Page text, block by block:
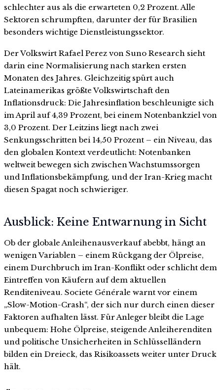
schlechter aus als die erwarteten 0,2 Prozent. Alle
Sektoren schrumpften, darunter der für Brasilien
besonders wichtige Dienstleistungssektor.
Der Volkswirt Rafael Perez von Suno Research sieht
darin eine Normalisierung nach starken ersten
Monaten des Jahres. Gleichzeitig spürt auch
Lateinamerikas größte Volkswirtschaft den
Inflationsdruck: Die Jahresinflation beschleunigte sich
im April auf 4,39 Prozent, bei einem Notenbankziel von
3,0 Prozent. Der Leitzins liegt nach zwei
Senkungsschritten bei 14,50 Prozent – ein Niveau, das
den globalen Kontext verdeutlicht: Notenbanken
weltweit bewegen sich zwischen Wachstumssorgen
und Inflationsbekämpfung, und der Iran-Krieg macht
diesen Spagat noch schwieriger.
Ausblick: Keine Entwarnung in Sicht
Ob der globale Anleihenausverkauf abebbt, hängt an
wenigen Variablen – einem Rückgang der Ölpreise,
einem Durchbruch im Iran-Konflikt oder schlicht dem
Eintreffen von Käufern auf dem aktuellen
Renditeniveau. Societe Générale warnt vor einem
„Slow-Motion-Crash“, der sich nur durch einen dieser
Faktoren aufhalten lässt. Für Anleger bleibt die Lage
unbequem: Hohe Ölpreise, steigende Anleiherenditen
und politische Unsicherheiten in Schlüsselländern
bilden ein Dreieck, das Risikoassets weiter unter Druck
hält.